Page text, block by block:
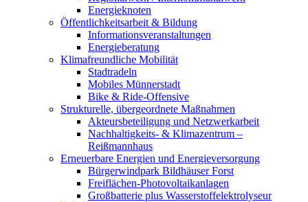
Energieknoten
Öffentlichkeitsarbeit & Bildung
Informationsveranstaltungen
Energieberatung
Klimafreundliche Mobilität
Stadtradeln
Mobiles Münnerstadt
Bike & Ride-Offensive
Strukturelle, übergeordnete Maßnahmen
Akteursbeteiligung und Netzwerkarbeit
Nachhaltigkeits- & Klimazentrum –
Reißmannhaus
Erneuerbare Energien und Energieversorgung
Bürgerwindpark Bildhäuser Forst
Freiflächen-Photovoltaikanlagen
Großbatterie plus Wasserstoffelektrolyseur